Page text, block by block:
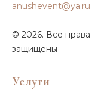
anushevent@ya.ru
© 2026. Все права
защищены
Услуги